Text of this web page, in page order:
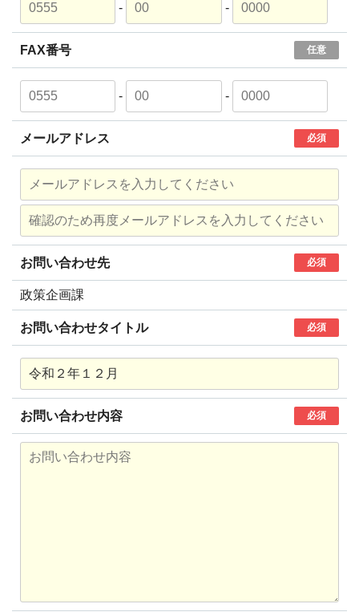
- -
FAX番号 任意
- -
メールアドレス 必須
お問い合わせ先 必須
政策企画課
お問い合わせタイトル 必須
お問い合わせ内容 必須